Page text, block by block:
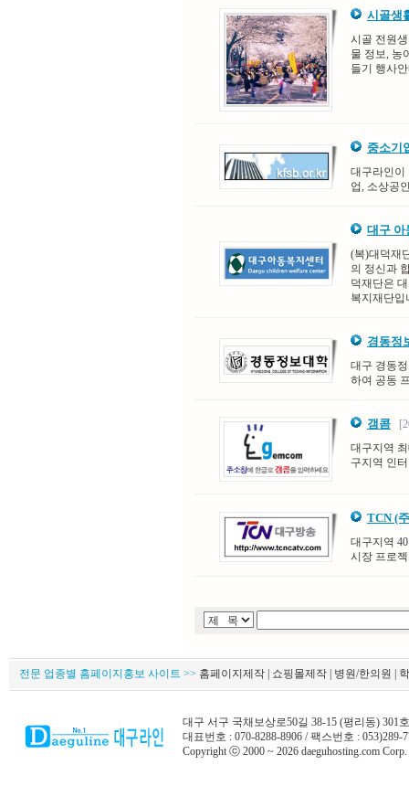
시골생
시골 전원
물 정보, 농
들기 행사
중소기
대구라인이
업, 소상공
대구 아
(복)대덕재
의 정신과
덕재단은
복지재단입
경동정
대구 경동
하여 공동
갬콤
대구지역
구지역 인
TCN (
대구지역
시장 프로
전문 업종별 홈페이지홍보 사이트 >> 홈페이지제작 | 쇼핑몰제작 | 병원/한의원 |
대구 서구 국채보상로50길 38-15 (평리동) 301호
대표번호 : 070-8288-8906 / 팩스번호 : 053)289-
Copyright ⓒ 2000 ~ 2026 daeguhosting.com